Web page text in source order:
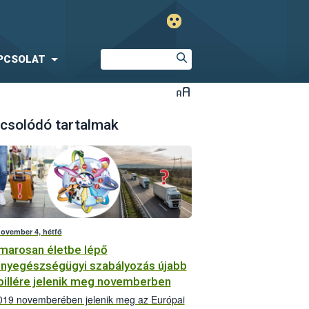
tartalmak
4, hétfő
életbe lépő
szabályozás újabb
jelenik meg novemberben
novemberében jelenik meg az Európai